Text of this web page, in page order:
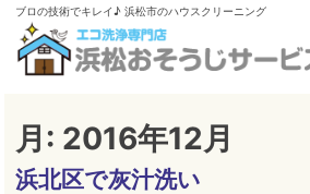
Skip
content
ブロの技術でキレイ♪ 浜松市のハウスクリーニング
月: 2016年12月
浜北区で灰汁洗い